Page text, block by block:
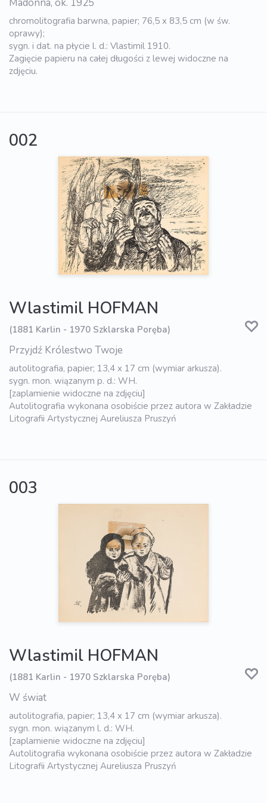
Madonna, ok. 1925
chromolitografia barwna, papier; 76,5 x 83,5 cm (w św.
oprawy);
sygn. i dat. na płycie l. d.: Vlastimil 1910.
Zagięcie papieru na całej długości z lewej widoczne na
zdjęciu.
002
Wlastimil HOFMAN
(1881 Karlin - 1970 Szklarska Poręba)
Przyjdź Królestwo Twoje
autolitografia, papier; 13,4 x 17 cm (wymiar arkusza).
sygn. mon. wiązanym p. d.: WH.
[zaplamienie widoczne na zdjęciu]
Autolitografia wykonana osobiście przez autora w Zakładzie
Litografii Artystycznej Aureliusza Pruszyń
003
Wlastimil HOFMAN
(1881 Karlin - 1970 Szklarska Poręba)
W świat
autolitografia, papier; 13,4 x 17 cm (wymiar arkusza).
sygn. mon. wiązanym l. d.: WH.
[zaplamienie widoczne na zdjęciu]
Autolitografia wykonana osobiście przez autora w Zakładzie
Litografii Artystycznej Aureliusza Pruszyń